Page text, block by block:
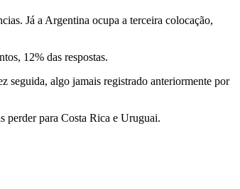
Já a Argentina ocupa a terceira colocação,
12% das respostas.
seguida, algo jamais registrado anteriormente por
perder para Costa Rica e Uruguai.